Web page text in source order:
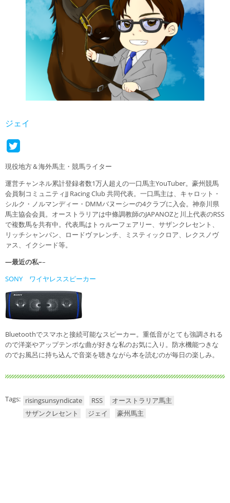
ジェイ
現役地方＆海外馬主・競馬ライター
運営チャンネル累計登録者数1万人超えの一口馬主YouTuber。豪州競馬
会員制コミュニティJJ Racing Club 共同代表。一口馬主は、キャロット・
シルク・ノルマンディー・DMMバヌーシーの4クラブに入会。神奈川県
馬主協会会員。オーストラリアは中條調教師のJAPANOZと川上代表のRSS
で複数馬を共有中。代表馬はトゥルーフェアリー、サザンクレセント、
リッチシャンパン、ロードヴァレンチ、ミスティックロア、レクスノヴ
ァス、イクシード等。
—最近の私––
SONY ワイヤレススピーカー
Bluetoothでスマホと接続可能なスピーカー。重低音がとても強調される
ので洋楽やアップテンポな曲が好きな私のお気に入り。防水機能つきな
のでお風呂に持ち込んで音楽を聴きながら本を読むのが毎日の楽しみ。
Tags: risingsunsyndicate RSS
オーストラリア馬主
サザンクレセント
ジェイ 豪州馬主